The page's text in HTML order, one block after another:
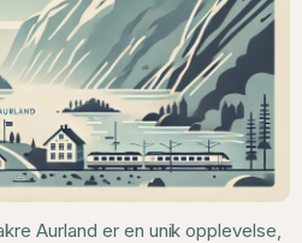
Aurland er en unik opplevelse,